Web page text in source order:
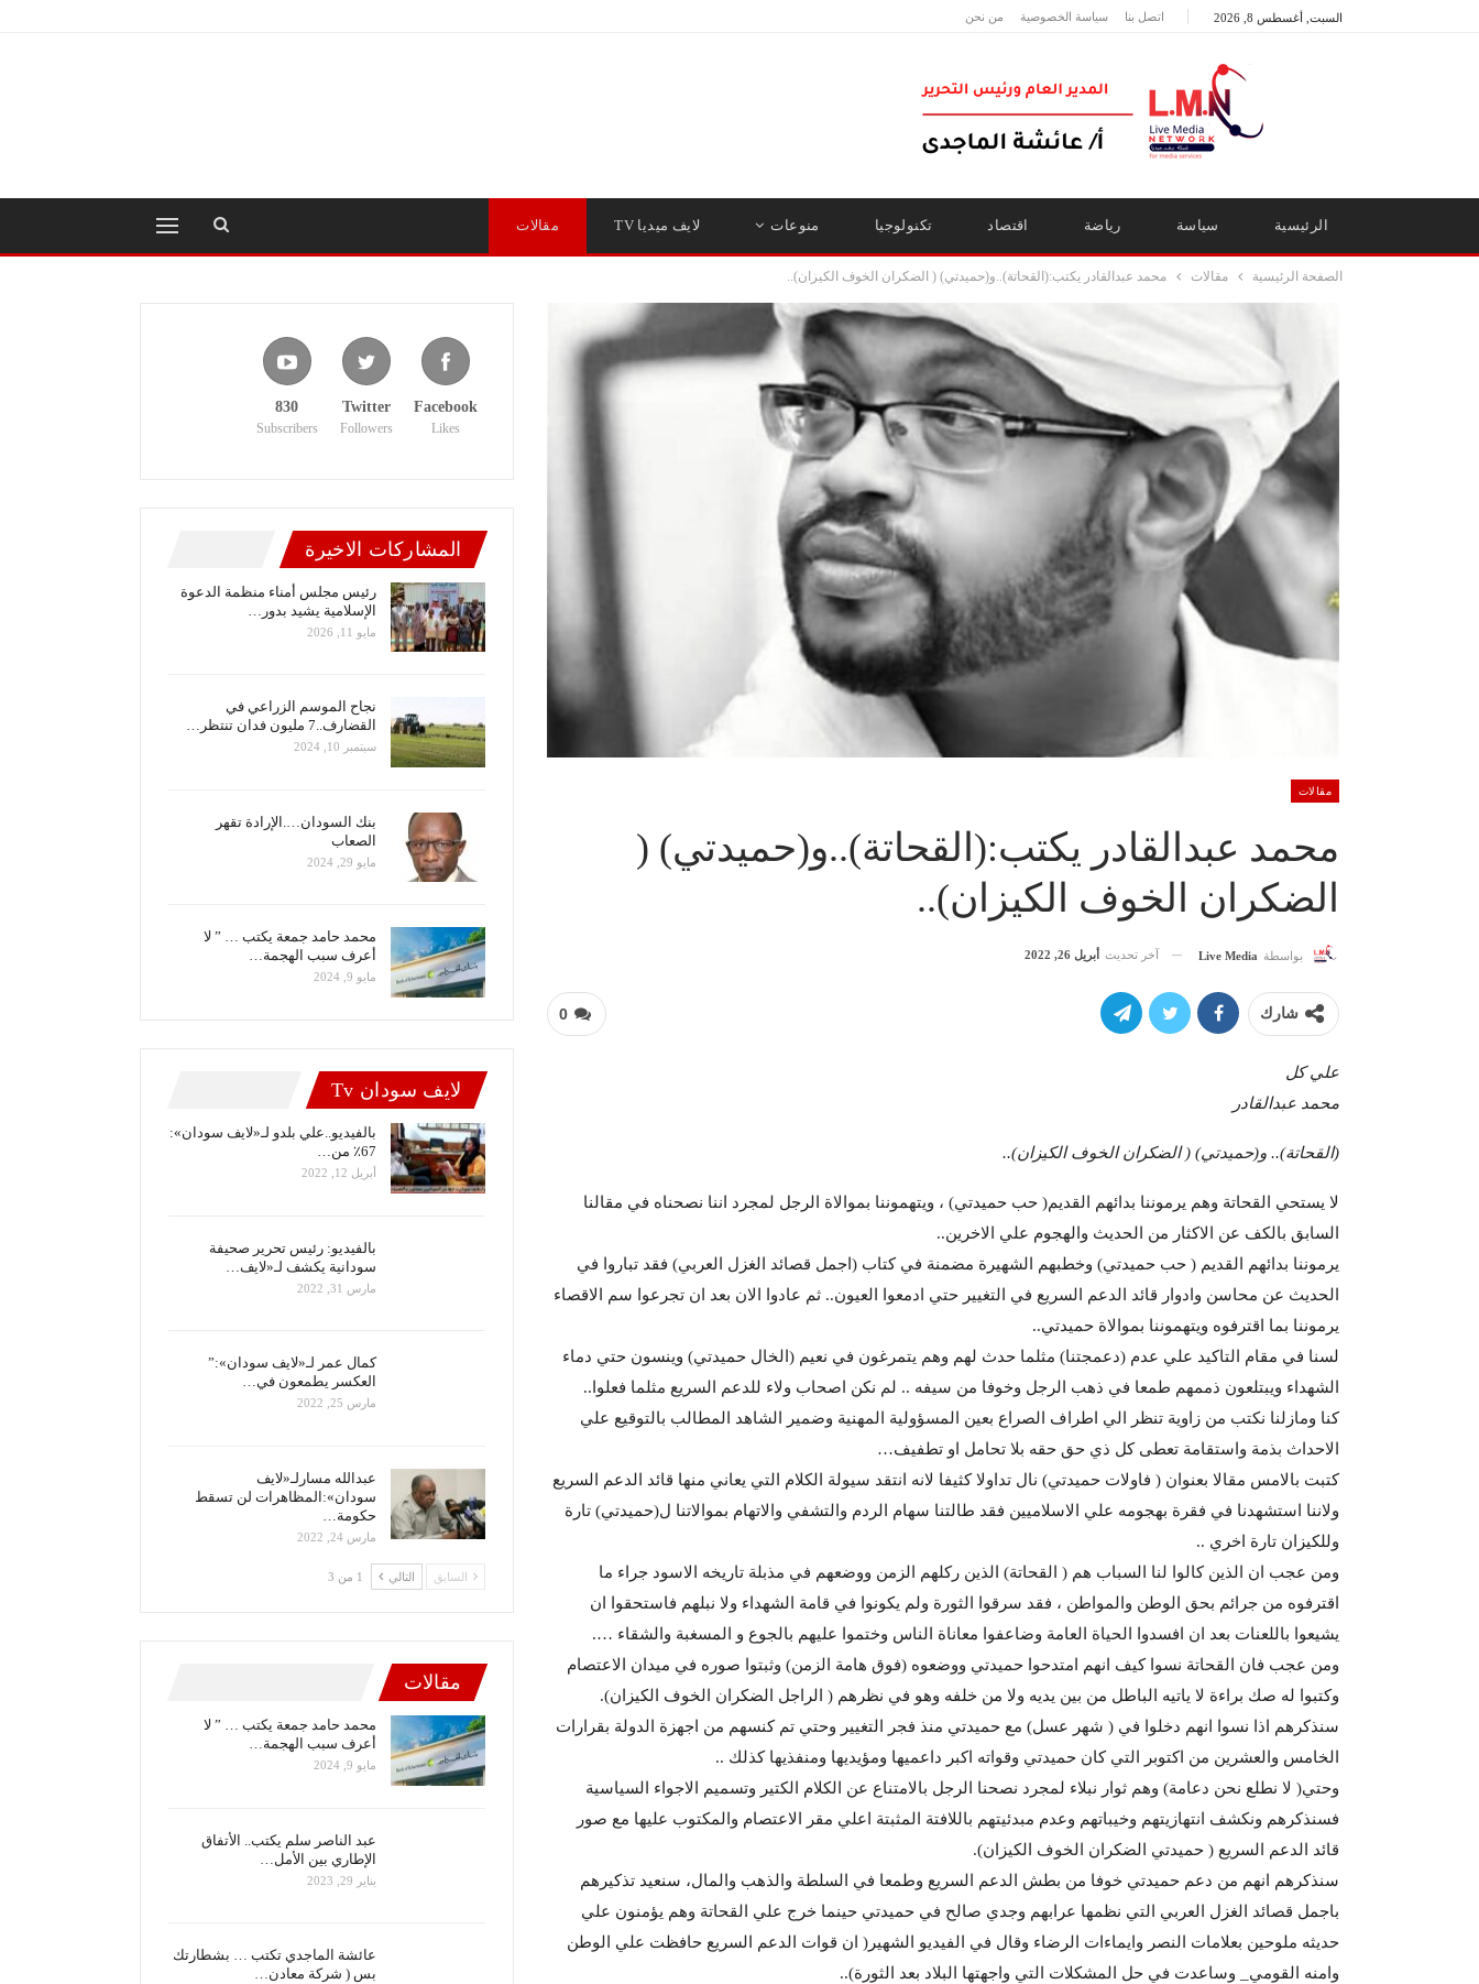
السبت, أغسطس 8, 2026 اتصل بنا سياسة الخصوصية من نحن
الرئيسية سياسة رياضة اقتصاد تكنولوجيا منوعات لايف ميديا TV مقالات
الصفحة الرئيسية مقالات محمد عبدالقادر يكتب:(القحاتة)..و(حميدتي) ( الضكران الخوف الكيزان)..
مقالات
محمد عبدالقادر يكتب:(القحاتة)..و(حميدتي) (
الضكران الخوف الكيزان)..
بواسطة Live Media آخر تحديث أبريل 26, 2022
0 شارك
علي كل
محمد عبدالقادر
(القحاتة).. و(حميدتي) ( الضكران الخوف الكيزان)..
لا يستحي القحاتة وهم يرموننا بدائهم القديم( حب حميدتي) ، ويتهموننا بموالاة الرجل لمجرد اننا نصحناه في مقالنا
السابق بالكف عن الاكثار من الحديث والهجوم علي الاخرين..
يرموننا بدائهم القديم ( حب حميدتي) وخطبهم الشهيرة مضمنة في كتاب (اجمل قصائد الغزل العربي) فقد تباروا في
الحديث عن محاسن وادوار قائد الدعم السريع في التغيير حتي ادمعوا العيون.. ثم عادوا الان بعد ان تجرعوا سم الاقصاء
يرموننا بما اقترفوه ويتهموننا بموالاة حميدتي..
لسنا في مقام التاكيد علي عدم (دعمجتنا) مثلما حدث لهم وهم يتمرغون في نعيم (الخال حميدتي) وينسون حتي دماء
الشهداء ويبتلعون ذممهم طمعا في ذهب الرجل وخوفا من سيفه .. لم نكن اصحاب ولاء للدعم السريع مثلما فعلوا..
كنا ومازلنا نكتب من زاوية تنظر الي اطراف الصراع بعين المسؤولية المهنية وضمير الشاهد المطالب بالتوقيع علي
الاحداث بذمة واستقامة تعطى كل ذي حق حقه بلا تحامل او تطفيف…
كتبت بالامس مقالا بعنوان ( فاولات حميدتي) نال تداولا كثيفا لانه انتقد سيولة الكلام التي يعاني منها قائد الدعم السريع
ولاننا استشهدنا في فقرة بهجومه علي الاسلاميين فقد طالتنا سهام الردم والتشفي والاتهام بموالاتنا ل(حميدتي) تارة
وللكيزان تارة اخري ..
ومن عجب ان الذين كالوا لنا السباب هم ( القحاتة) الذين ركلهم الزمن ووضعهم في مذبلة تاريخه الاسود جراء ما
اقترفوه من جرائم بحق الوطن والمواطن ، فقد سرقوا الثورة ولم يكونوا في قامة الشهداء ولا نبلهم فاستحقوا ان
يشيعوا باللعنات بعد ان افسدوا الحياة العامة وضاعفوا معاناة الناس وختموا عليهم بالجوع و المسغبة والشقاء ….
ومن عجب فان القحاتة نسوا كيف انهم امتدحوا حميدتي ووضعوه (فوق هامة الزمن) وثبتوا صوره في ميدان الاعتصام
وكتبوا له صك براءة لا ياتيه الباطل من بين يديه ولا من خلفه وهو في نظرهم ( الراجل الضكران الخوف الكيزان).
سنذكرهم اذا نسوا انهم دخلوا في ( شهر عسل) مع حميدتي منذ فجر التغيير وحتي تم كنسهم من اجهزة الدولة بقرارات
الخامس والعشرين من اكتوبر التي كان حميدتي وقواته اكبر داعميها ومؤيديها ومنفذيها كذلك ..
وحتي( لا نطلع نحن دعامة) وهم ثوار نبلاء لمجرد نصحنا الرجل بالامتناع عن الكلام الكتير وتسميم الاجواء السياسية
فسنذكرهم ونكشف انتهازيتهم وخيباتهم وعدم مبدئيتهم باللافتة المثبتة اعلي مقر الاعتصام والمكتوب عليها مع صور
قائد الدعم السريع ( حميدتي الضكران الخوف الكيزان).
سنذكرهم انهم من دعم حميدتي خوفا من بطش الدعم السريع وطمعا في السلطة والذهب والمال، سنعيد تذكيرهم
باجمل قصائد الغزل العربي التي نظمها عرابهم وجدي صالح في حميدتي حينما خرج علي القحاتة وهم يؤمنون علي
حديثه ملوحين بعلامات النصر وايماءات الرضاء وقال في الفيديو الشهير( ان قوات الدعم السريع حافظت علي الوطن
وامنه القومي_ وساعدت في حل المشكلات التي واجهتها البلاد بعد الثورة)..
Facebook
Likes
Twitter
Followers
830
Subscribers
المشاركات الاخيرة
رئيس مجلس أمناء منظمة الدعوة
الإسلامية يشيد بدور…
مايو 11, 2026
نجاح الموسم الزراعي في
القضارف..7 مليون فدان تنتظر…
سبتمبر 10, 2024
بنك السودان….الإرادة تقهر
الصعاب
مايو 29, 2024
محمد حامد جمعة يكتب … ” لا
أعرف سبب الهجمة…
مايو 9, 2024
لايف سودان Tv
بالفيديو..علي بلدو لـ«لايف سودان»:
67٪ من…
أبريل 12, 2022
بالفيديو: رئيس تحرير صحيفة
سودانية يكشف لـ«لايف…
مارس 31, 2022
كمال عمر لـ«لايف سودان»:”
العكسر يطمعون في…
مارس 25, 2022
عبدالله مسارلـ«لايف
سودان»:المظاهرات لن تسقط
حكومة…
مارس 24, 2022
السابق التالي 1 من 3
مقالات
محمد حامد جمعة يكتب … ” لا
أعرف سبب الهجمة…
مايو 9, 2024
عبد الناصر سلم يكتب.. الأتفاق
الإطاري بين الأمل…
يناير 29, 2023
عائشة الماجدي تكتب … بشطارتك
بس ( شركة معادن…